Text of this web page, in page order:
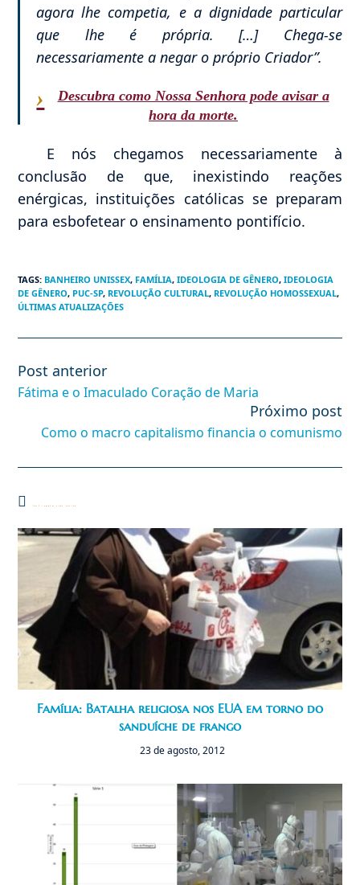
agora lhe competia, e a dignidade particular
que lhe é própria. […] Chega-se
necessariamente a negar o próprio Criador”.
›
Descubra como Nossa Senhora pode avisar a
hora da morte.
E nós chegamos necessariamente à
conclusão de que, inexistindo reações
enérgicas, instituições católicas se preparam
para esbofetear o ensinamento pontifício.
TAGS: BANHEIRO UNISSEX, FAMÍLIA, IDEOLOGIA DE GÊNERO, IDEOLOGIA
DE GÊNERO, PUC-SP, REVOLUÇÃO CULTURAL, REVOLUÇÃO HOMOSSEXUAL,
ÚLTIMAS ATUALIZAÇÕES
Leia
mais
artigos
Post anterior
Fátima e o Imaculado Coração de Maria
Próximo post
Como o macro capitalismo financia o comunismo
Família: Batalha religiosa nos EUA em torno do
sanduíche de frango
23 de agosto, 2012